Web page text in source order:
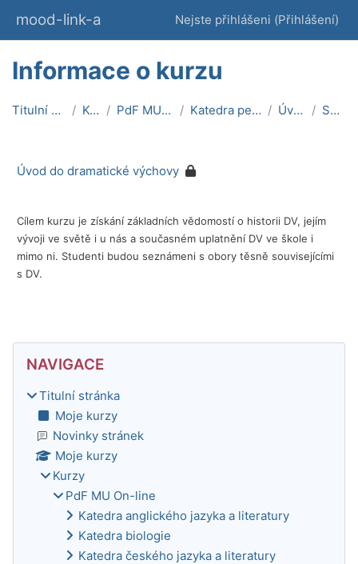
mood-link-a Nejste přihlášeni (Přihlášení)
Informace o kurzu
Titulní stránka Kurzy PdF MU On-line Katedra pedagogiky ÚvodDV Souhrn
Úvod do dramatické výchovy
Cílem kurzu je získání základních vědomostí o historii DV, jejím
vývoji ve světě i u nás a současném uplatnění DV ve škole i
mimo ni. Studenti budou seznámeni s obory těsně souvisejícími
s DV.
Bloky
NAVIGACE
Titulní stránka
Moje kurzy
Novinky stránek
Moje kurzy
Kurzy
PdF MU On-line
Katedra anglického jazyka a literatury
Katedra biologie
Katedra českého jazyka a literatury